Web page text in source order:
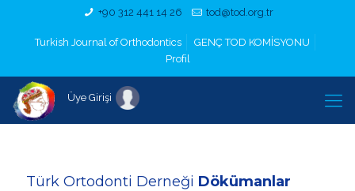
+90 312 441 14 26 tod@tod.org.tr
Turkish Journal of Orthodontics
GENÇ TOD KOMİSYONU
Profil
Üye Girişi
Türk Ortodonti Derneği Dökümanlar